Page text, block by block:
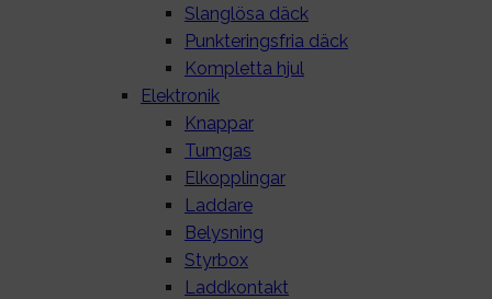
Slanglösa däck
Punkteringsfria däck
Kompletta hjul
Elektronik
Knappar
Tumgas
Elkopplingar
Laddare
Belysning
Styrbox
Laddkontakt